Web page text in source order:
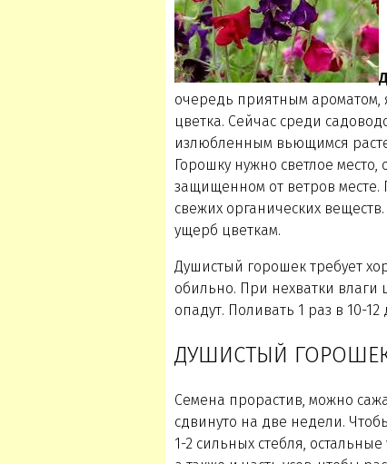
очередь приятным
цветка. Сейчас среди
излюбленным вьющимся
Горошку нужно светлое место,
защищенном от ветров
свежих органических
ущерб цветкам.
Душистый горошек требует
обильно. При нехватки влаги
опадут. Поливать 1 раз в 10-
ДУШИСТЫЙ
Семена прорастив, можно
сдвинуто на две недели.
1-2 сильных стебля,